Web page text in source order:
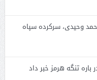
وحیدی، سرکرده سپاه
باره تنگه هرمز خبر داد